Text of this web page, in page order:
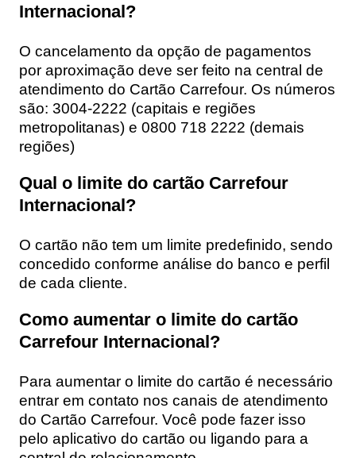
Internacional?
O cancelamento da opção de pagamentos
por aproximação deve ser feito na central de
atendimento do Cartão Carrefour. Os números
são: 3004-2222 (capitais e regiões
metropolitanas) e 0800 718 2222 (demais
regiões)
Qual o limite do cartão Carrefour
Internacional?
O cartão não tem um limite predefinido, sendo
concedido conforme análise do banco e perfil
de cada cliente.
Como aumentar o limite do cartão
Carrefour Internacional?
Para aumentar o limite do cartão é necessário
entrar em contato nos canais de atendimento
do Cartão Carrefour. Você pode fazer isso
pelo aplicativo do cartão ou ligando para a